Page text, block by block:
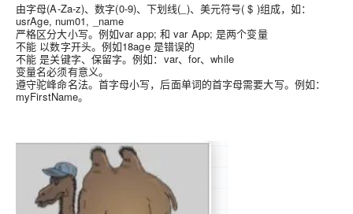
由字母(A-Za-z)、数字(0-9)、下划线(_)、美元符号( $ )组成，如：
usrAge, num01, _name
严格区分大小写。例如var app; 和 var App; 是两个变量
不能 以数字开头。例如18age 是错误的
不能 是关键字、保留字。例如：var、for、while
变量名必须有意义。
遵守驼峰命名法。首字母小写，后面单词的首字母需要大写。例如：
myFirstName。